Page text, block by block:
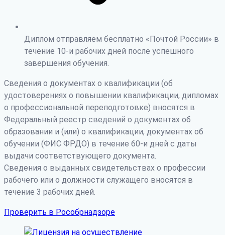
Диплом отправляем бесплатно «Почтой России» в
течение 10-и рабочих дней после успешного
завершения обучения.
Сведения о документах о квалификации (об
удостоверениях о повышении квалификации, дипломах
о профессиональной переподготовке) вносятся в
Федеральный реестр сведений о документах об
образовании и (или) о квалификации, документах об
обучении (ФИС ФРДО) в течение 60-и дней с даты
выдачи соответствующего документа.
Сведения о выданных свидетельствах о профессии
рабочего или о должности служащего вносятся в
течение 3 рабочих дней.
Проверить в Рособрнадзоре